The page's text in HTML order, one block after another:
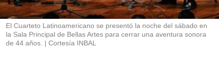
i
r
El Cuarteto Latinoamericano se presentó la noche del sábado en
la Sala Principal de Bellas Artes para cerrar una aventura sonora
de 44 años.
Cortesía INBAL